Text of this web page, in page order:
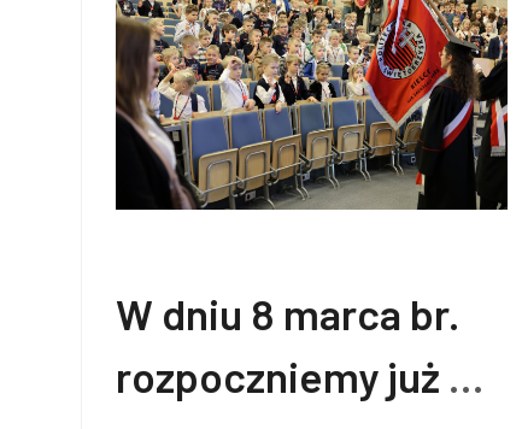
W dniu 8 marca br.
rozpoczniemy już XI